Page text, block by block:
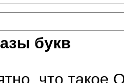
букв
что такое